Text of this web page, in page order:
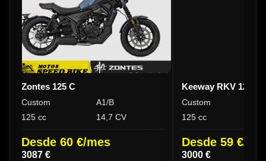
Zontes 125 C
Custom
A1/B
125 cc
14,7 CV
Desde 60 €/mes
3087 €
Keeway RKV 125 C
Custom
125 cc
Desde 59 €/
3000 €